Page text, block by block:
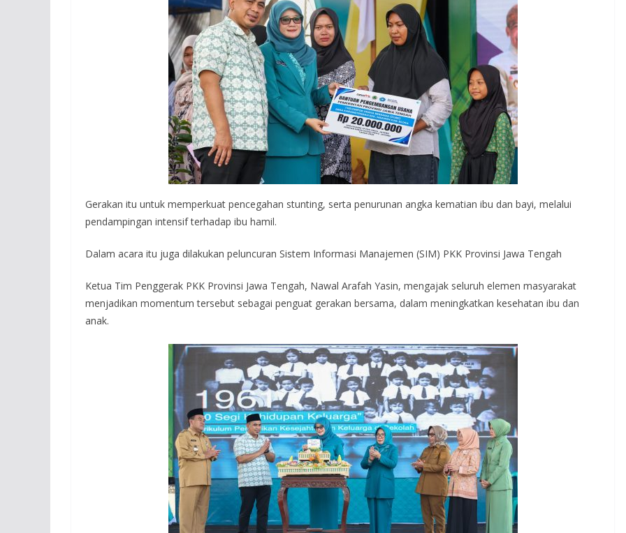
Gerakan itu untuk memperkuat pencegahan stunting, serta penurunan angka kematian ibu dan bayi, melalui
pendampingan intensif terhadap ibu hamil.
Dalam acara itu juga dilakukan peluncuran Sistem Informasi Manajemen (SIM) PKK Provinsi Jawa Tengah
Ketua Tim Penggerak PKK Provinsi Jawa Tengah, Nawal Arafah Yasin, mengajak seluruh elemen masyarakat
menjadikan momentum tersebut sebagai penguat gerakan bersama, dalam meningkatkan kesehatan ibu dan
anak.